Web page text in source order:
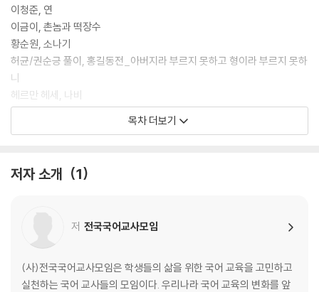
이청준, 연
이금이, 촌놈과 떡장수
황순원, 소나기
허균/권순긍 풀이, 홍길동전_아버지라 부르지 못하고 형이라 부르지 못하
니
헤르만 헤세, 나비
목차 더보기
저자 소개 1
저 전국국어교사모임
(사)전국국어교사모임은 학생들의 삶을 위한 국어 교육을 고민하고
실천하는 국어 교사들의 모임이다. 우리나라 국어 교육의 변화를 앞